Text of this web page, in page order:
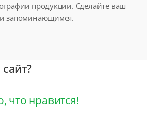
продукции. Сделайте ваш
запоминающимся.
что нравится!